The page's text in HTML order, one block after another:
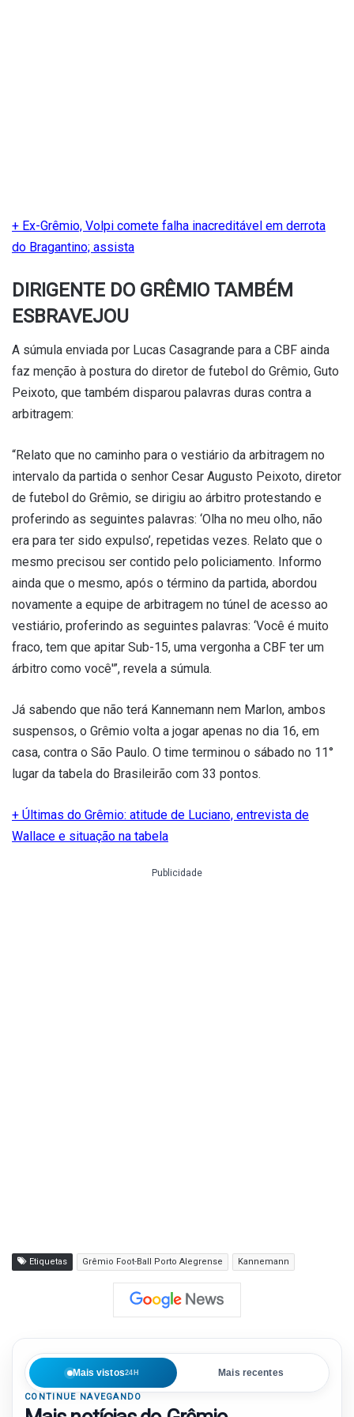
+ Ex-Grêmio, Volpi comete falha inacreditável em derrota
do Bragantino; assista
DIRIGENTE DO GRÊMIO TAMBÉM
ESBRAVEJOU
A súmula enviada por Lucas Casagrande para a CBF ainda
faz menção à postura do diretor de futebol do Grêmio, Guto
Peixoto, que também disparou palavras duras contra a
arbitragem:
“Relato que no caminho para o vestiário da arbitragem no
intervalo da partida o senhor Cesar Augusto Peixoto, diretor
de futebol do Grêmio, se dirigiu ao árbitro protestando e
proferindo as seguintes palavras: ‘Olha no meu olho, não
era para ter sido expulso’, repetidas vezes. Relato que o
mesmo precisou ser contido pelo policiamento. Informo
ainda que o mesmo, após o término da partida, abordou
novamente a equipe de arbitragem no túnel de acesso ao
vestiário, proferindo as seguintes palavras: ‘Você é muito
fraco, tem que apitar Sub-15, uma vergonha a CBF ter um
árbitro como você'”, revela a súmula.
Já sabendo que não terá Kannemann nem Marlon, ambos
suspensos, o Grêmio volta a jogar apenas no dia 16, em
casa, contra o São Paulo. O time terminou o sábado no 11°
lugar da tabela do Brasileirão com 33 pontos.
+ Últimas do Grêmio: atitude de Luciano, entrevista de
Wallace e situação na tabela
Publicidade
Etiquetas Grêmio Foot-Ball Porto Alegrense Kannemann
Mais vistos24H Mais recentes
CONTINUE NAVEGANDO